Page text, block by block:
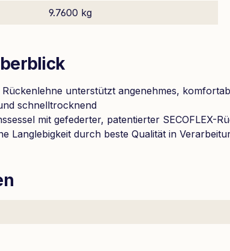
9.7600 kg
unterstützt angenehmes,
schnelltrocknend
mit gefederter, patentierter SECOFLEX-
Langlebigkeit durch beste Qualität in